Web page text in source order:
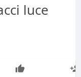
luce